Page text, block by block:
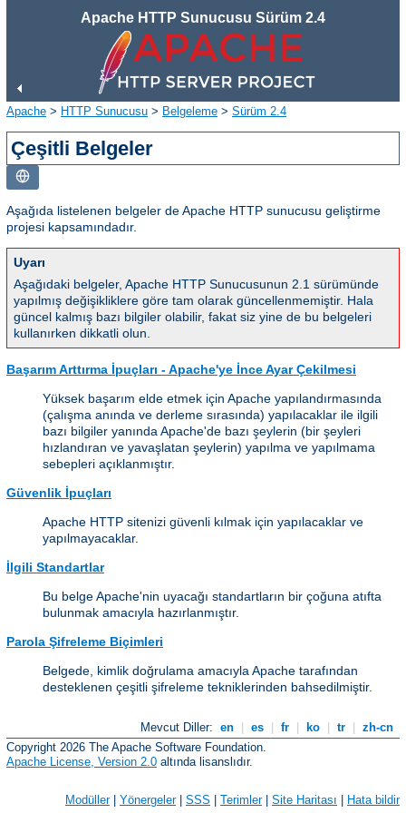
Apache HTTP Sunucusu Sürüm 2.4
Apache > HTTP Sunucusu > Belgeleme > Sürüm 2.4
Çeşitli Belgeler
Aşağıda listelenen belgeler de Apache HTTP sunucusu geliştirme
projesi kapsamındadır.
Uyarı
Aşağıdaki belgeler, Apache HTTP Sunucusunun 2.1 sürümünde
yapılmış değişikliklere göre tam olarak güncellenmemiştir. Hala
güncel kalmış bazı bilgiler olabilir, fakat siz yine de bu belgeleri
kullanırken dikkatli olun.
Başarım Arttırma İpuçları - Apache'ye İnce Ayar Çekilmesi
Yüksek başarım elde etmek için Apache yapılandırmasında
(çalışma anında ve derleme sırasında) yapılacaklar ile ilgili
bazı bilgiler yanında Apache'de bazı şeylerin (bir şeyleri
hızlandıran ve yavaşlatan şeylerin) yapılma ve yapılmama
sebepleri açıklanmıştır.
Güvenlik İpuçları
Apache HTTP sitenizi güvenli kılmak için yapılacaklar ve
yapılmayacaklar.
İlgili Standartlar
Bu belge Apache'nin uyacağı standartların bir çoğuna atıfta
bulunmak amacıyla hazırlanmıştır.
Parola Şifreleme Biçimleri
Belgede, kimlik doğrulama amacıyla Apache tarafından
desteklenen çeşitli şifreleme tekniklerinden bahsedilmiştir.
Mevcut Diller: en es fr ko tr
zh-cn
Copyright 2026 The Apache Software Foundation.
Apache License, Version 2.0 altında lisanslıdır.
Modüller| Yönergeler| SSS Terimler| Site Haritası Hata bildir